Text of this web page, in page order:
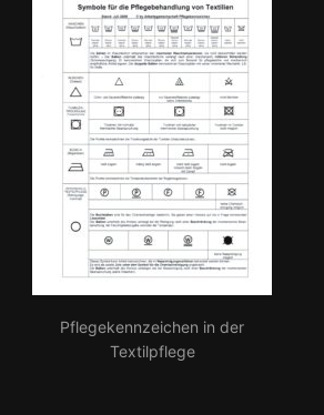
Pflegekennzeichen in der
Textilpflege